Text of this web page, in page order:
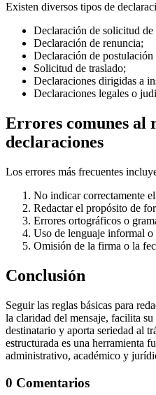
Existen diversos tipos de
Declaración de solicitud de
Declaración de renuncia;
Declaración de postulación
Solicitud de traslado;
Declaraciones dirigidas a
Declaraciones legales o
Errores comunes al
declaraciones
Los errores más frecuentes
No indicar correctamente
Redactar el propósito de
Errores ortográficos o
Uso de lenguaje informal o
Omisión de la firma o la
Conclusión
Seguir las reglas básicas para
la claridad del mensaje, facilita
destinatario y aporta seriedad al
estructurada es una herramienta
administrativo, académico y
0 Comentarios